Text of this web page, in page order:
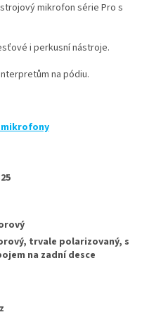
mikrofon série Pro s
i perkusní nástroje.
na pódiu.
trvale polarizovaný, s
na zadní desce